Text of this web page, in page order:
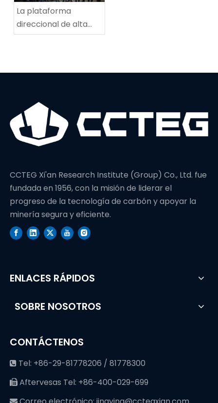
La plataforma
direccional de alta
potencia establece
CCTEG Xi'an Research Institute (Group) Co., Ltd. fue
fundada en 1956, con la misión de liderar el
progreso de la tecnología de carbón y apoyar la
minería segura y eficiente.
ENLACES RÁPIDOS
SOBRE NOSOTROS
CONTÁCTENOS
 Tel: +86-29-81778206 / 81778300
 Aftervesas Tel: +86-400-029-699
